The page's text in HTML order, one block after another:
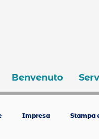
Benvenuto
Impresa Stampa